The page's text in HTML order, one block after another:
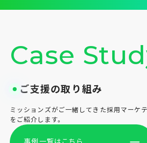
Case Stud
ご支援の取り組み
ミッションズがご一緒してきた採用マーケ
をご紹介します。